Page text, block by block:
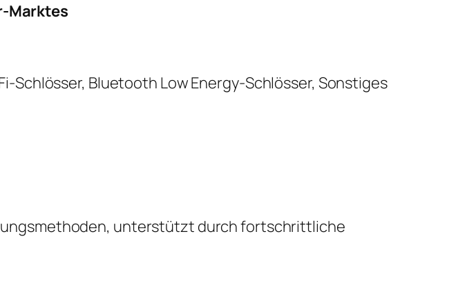
Marktes
Schlösser, Bluetooth Low Energy-Schlösser, Sonstiges
unterstützt durch fortschrittliche